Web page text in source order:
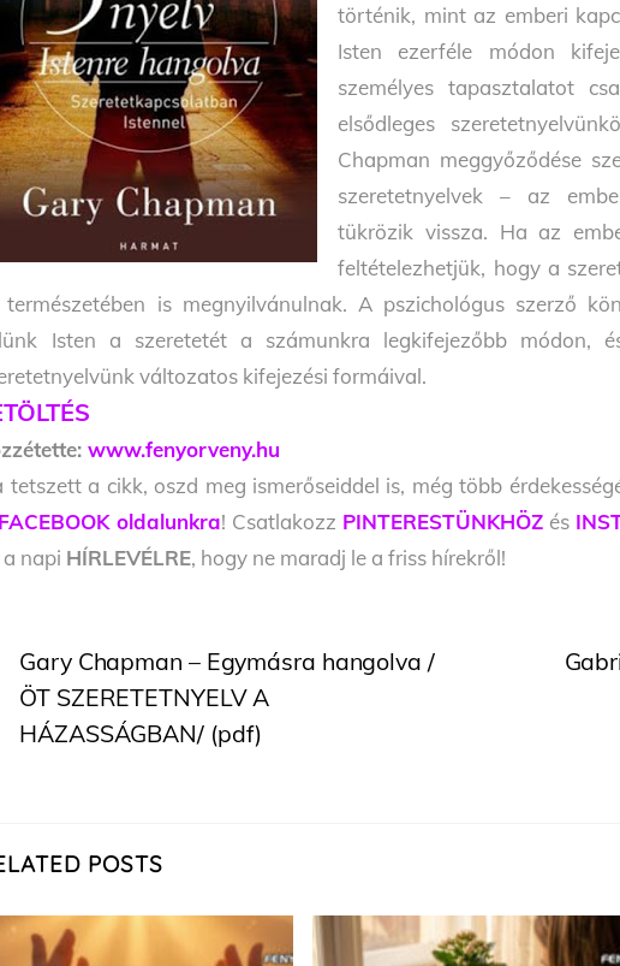
történik, mint az emberi
Isten ezerféle módon
személyes tapasztalatot
elsődleges
Chapman meggyőződése
szeretetnyelvek – az
tükrözik vissza. Ha az
feltételezhetjük, hogy a
természetében is megnyilvánulnak. A pszichológus szerző
Isten a szeretetét a számunkra legkifejezőbb módon,
változatos kifejezési formáival.
www.fenyorveny.hu
tetszett a cikk, oszd meg ismerőseiddel is, még több
oldalunkra! Csatlakozz PINTERESTÜNKHÖZ és
napi HÍRLEVÉLRE, hogy ne maradj le a friss hírekről!
Gary Chapman – Egymásra hangolva /
ÖT SZERETETNYELV A
HÁZASSÁGBAN/ (pdf)
POSTS